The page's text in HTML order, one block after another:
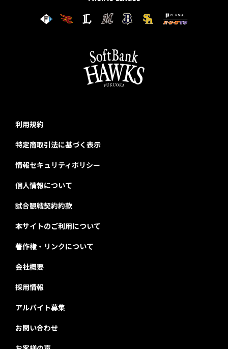
利用規約
特定商取引法に基づく表示
情報セキュリティポリシー
個人情報について
試合観戦契約約款
本サイトのご利用について
著作権・リンクについて
会社概要
採用情報
アルバイト募集
お問い合わせ